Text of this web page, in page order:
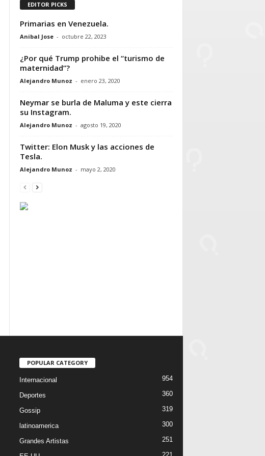
EDITOR PICKS
Primarias en Venezuela.
Anibal Jose - octubre 22, 2023
¿Por qué Trump prohibe el “turismo de
maternidad”?
Alejandro Munoz - enero 23, 2020
Neymar se burla de Maluma y este cierra
su Instagram.
Alejandro Munoz - agosto 19, 2020
Twitter: Elon Musk y las acciones de
Tesla.
Alejandro Munoz - mayo 2, 2020
POPULAR CATEGORY
Internacional 954
Deportes 360
Gossip 319
latinoamerica 300
Grandes Artistas 251